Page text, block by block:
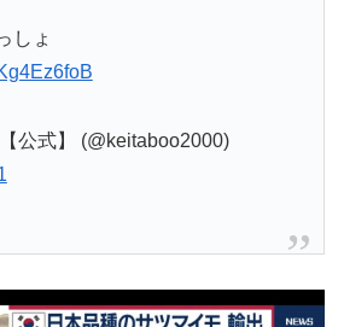
しょ
公式】 (@keitaboo2000)